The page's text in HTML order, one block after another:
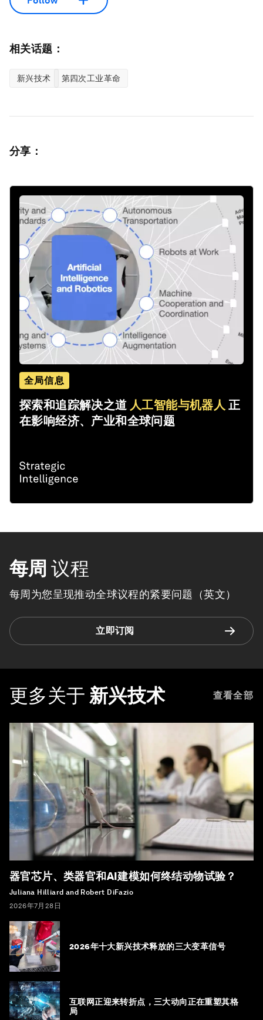
相关话题：
新兴技术 第四次工业革命
分享：
全局信息
探索和追踪解决之道 人工智能与机器人 正
在影响经济、产业和全球问题
每周 议程
每周为您呈现推动全球议程的紧要问题（英文）
立即订阅
更多关于 新兴技术 查看全部
器官芯片、类器官和AI建模如何终结动物试验？
Juliana Hilliard and Robert DiFazio
2026年7月28日
2026年十大新兴技术释放的三大变革信号
互联网正迎来转折点，三大动向正在重塑其格
局